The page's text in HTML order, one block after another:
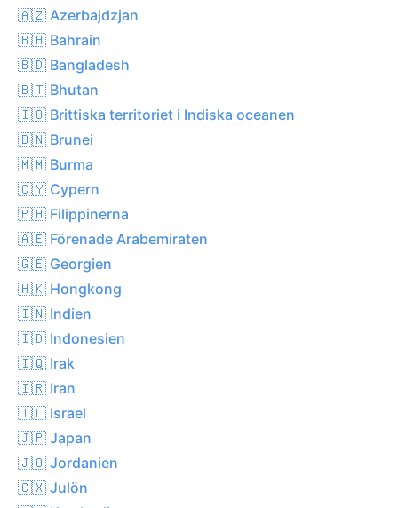
🇦🇿 Azerbajdzjan
🇧🇭 Bahrain
🇧🇩 Bangladesh
🇧🇹 Bhutan
🇮🇴 Brittiska territoriet i Indiska oceanen
🇧🇳 Brunei
🇲🇲 Burma
🇨🇾 Cypern
🇵🇭 Filippinerna
🇦🇪 Förenade Arabemiraten
🇬🇪 Georgien
🇭🇰 Hongkong
🇮🇳 Indien
🇮🇩 Indonesien
🇮🇶 Irak
🇮🇷 Iran
🇮🇱 Israel
🇯🇵 Japan
🇯🇴 Jordanien
🇨🇽 Julön